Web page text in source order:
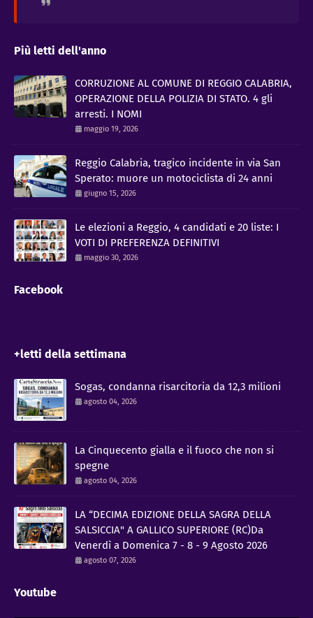
Più letti dell'anno
CORRUZIONE AL COMUNE DI REGGIO CALABRIA,
OPERAZIONE DELLA POLIZIA DI STATO. 4 gli
arresti. I NOMI
maggio 19, 2026
Reggio Calabria, tragico incidente in via San
Sperato: muore un motociclista di 24 anni
giugno 15, 2026
Le elezioni a Reggio, 4 candidati e 20 liste: I
VOTI DI PREFERENZA DEFINITIVI
maggio 30, 2026
Facebook
+letti della settimana
Sogas, condanna risarcitoria da 12,3 milioni
agosto 04, 2026
La Cinquecento gialla e il fuoco che non si
spegne
agosto 04, 2026
LA “DECIMA EDIZIONE DELLA SAGRA DELLA
SALSICCIA" A GALLICO SUPERIORE (RC)Da
Venerdì a Domenica 7 - 8 - 9 Agosto 2026
agosto 07, 2026
Youtube